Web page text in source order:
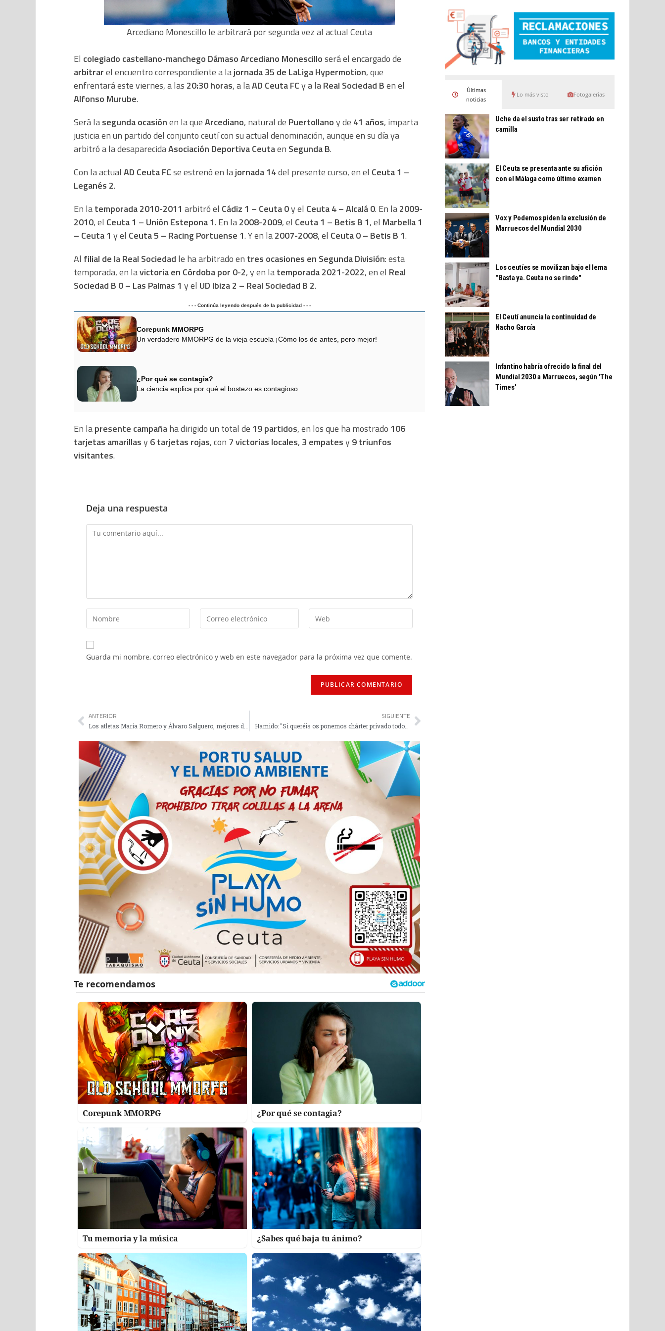
Arcediano Monescillo le arbitrará por segunda vez al actual Ceuta
El colegiado castellano-manchego Dámaso Arcediano Monescilloserá el encargado de
arbitrarel encuentro correspondiente a lajornada 35 de LaLiga Hypermotion, que
enfrentará este viernes, a las 20:30 horas, a laAD Ceuta FCy a laReal Sociedad Ben el
Alfonso Murube.
Será lasegunda ocasiónen la queArcediano, natural de Puertollanoy de 41 años, imparta
justicia en un partido del conjunto ceutí con su actual denominación, aunque en su día ya
arbitró a la desaparecidaAsociación Deportiva Ceutaen Segunda B.
Con la actual AD Ceuta FCse estrenó en lajornada 14del presente curso, en el Ceuta 1 –
Leganés 2.
En latemporada 2010-2011 arbitró el Cádiz 1 – Ceuta 0y el Ceuta 4 – Alcalá 0. En la2009-
2010, el Ceuta 1 – Unión Estepona 1. En la2008-2009, el Ceuta 1 – Betis B 1, el Marbella 1
– Ceuta 1 y el Ceuta 5 – Racing Portuense 1. Y en la2007-2008, el Ceuta 0 – Betis B 1.
Al filial de la Real Sociedad le ha arbitrado en tres ocasiones en Segunda División: esta
temporada, en lavictoria en Córdoba por 0-2, y en latemporada 2021-2022, en el Real
Sociedad B 0 – Las Palmas 1 y el UD Ibiza 2 – Real Sociedad B 2.
- - - Continúa leyendo después de la publicidad - - -
Corepunk MMORPG
Un verdadero MMORPG de la vieja escuela ¡Cómo los de antes, pero mejor!
¿Por qué se contagia?
La ciencia explica por qué el bostezo es contagioso
En lapresente campañaha dirigido un total de 19 partidos, en los que ha mostrado 106
tarjetas amarillasy 6 tarjetas rojas, con 7 victorias locales, 3 empatesy 9 triunfos
visitantes.
Deja una respuesta
Guarda mi nombre, correo electrónico y web en este navegador para la próxima vez que comente.
ANTERIOR SIGUIENTE
Hamido: "Si queréis os ponemos chárter privado todos los partidos"
Corepunk MMORPG ¿Por qué se contagia?
Tu memoria y la música ¿Sabes qué baja tu ánimo?
Últimas
noticias
Lo más visto Fotogalerías
Uche da el susto tras ser retirado en
camilla
El Ceuta se presenta ante su afición
con el Málaga como último examen
Vox y Podemos piden la exclusión de
Marruecos del Mundial 2030
Los ceutíes se movilizan bajo el lema
"Basta ya. Ceuta no se rinde"
El Ceutí anuncia la continuidad de
Nacho García
Infantino habría ofrecido la final del
Mundial 2030 a Marruecos, según 'The
Times'